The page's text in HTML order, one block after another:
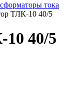
тока
ТЛК-10 40/5
40/5